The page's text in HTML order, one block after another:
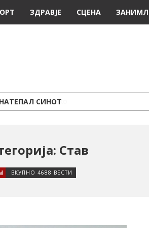
ЗДРАВЈЕ СЦЕНА
СИНОТ
Став
ВКУПНО 4688 ВЕСТИ